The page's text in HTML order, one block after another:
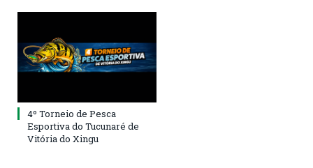
4º Torneio de Pesca
Esportiva do Tucunaré de
Vitória do Xingu